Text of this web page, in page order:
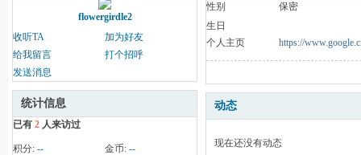
flowergirdle2
收听TA
加为好友
给我留言
打个招呼
发送消息
统计信息
已有 2 人来访过
积分: -- 金币: --
性别
保密
生日
个人主页
https://
动态
现在还没有动态